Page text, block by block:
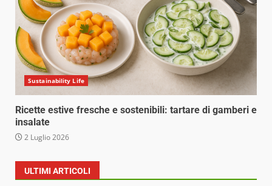
Sustainability Life
Ricette estive fresche e sostenibili: tartare di gamberi e
insalate
2 Luglio 2026
ULTIMI ARTICOLI